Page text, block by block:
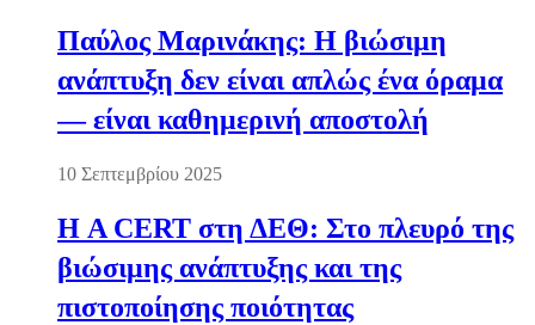
Παύλος Μαρινάκης: Η βιώσιμη
ανάπτυξη δεν είναι απλώς ένα όραμα
— είναι καθημερινή αποστολή
10 Σεπτεμβρίου 2025
Η A CERT στη ΔΕΘ: Στο πλευρό της
βιώσιμης ανάπτυξης και της
πιστοποίησης ποιότητας